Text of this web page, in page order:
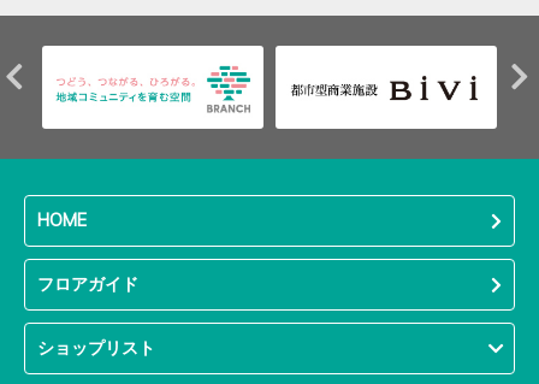
HOME
フロアガイド
ショップリスト